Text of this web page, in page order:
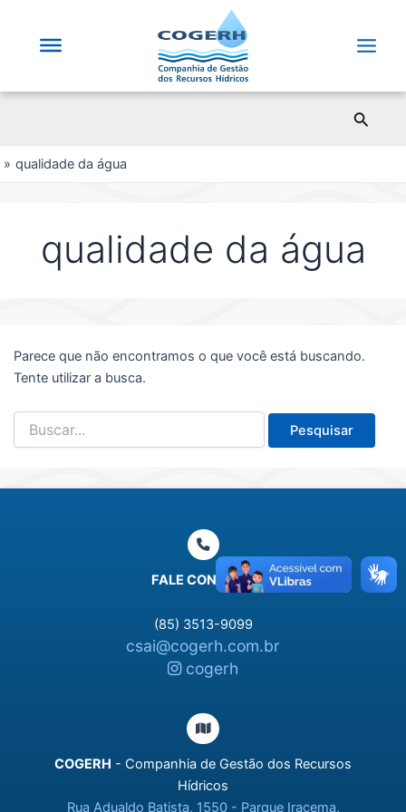
qualidade da água
qualidade da água
Parece que não encontramos o que você está buscando.
Tente utilizar a busca.
Pesquisar
por:
FALE CONOSCO
(85) 3513-9099
csai@cogerh.com.br
cogerh
COGERH - Companhia de Gestão dos Recursos
Hídricos
Rua Adualdo Batista, 1550 - Parque Iracema,